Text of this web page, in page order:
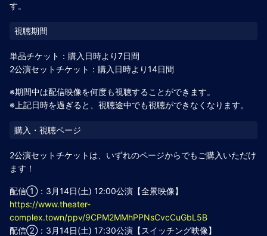
す。
単品チケット：購入日時より7日間
2公演セットチケット：購入日時より14日間
※期間中は配信映像を何度も視聴することができます。
※上記日時を過ぎると、視聴途中でも視聴ができなくなります。
2公演セットチケットは、いずれのページからでもご購入いただけ
ます！
配信①：3月14日(土) 12:00公演【全景映像】
https://www.theater-
complex.town/ppv/9CPM2MMhPPNsCvcCuGbL5B
配信②：3月14日(土) 17:30公演【スイッチング映像】